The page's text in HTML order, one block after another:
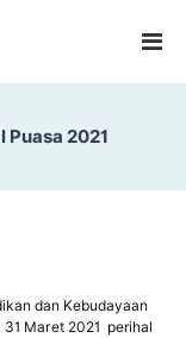
Puasa 2021
dan Kebudayaan
Maret 2021 perihal